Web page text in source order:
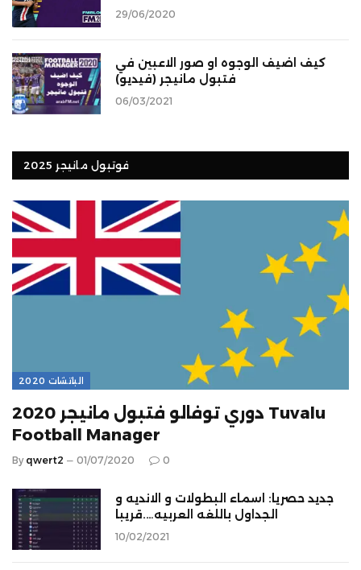
29/06/2020
كيف اضيف الوجوه او صور الاعبين في
فتبول مانيجر (فيديو)
06/03/2021
فوتبول مانيجر 2025
الباتشات 2020
دوري توفالو فتبول مانيجر 2020 Tuvalu
Football Manager
By qwert2 01/07/2020 0
جديد حصريا: اسماء البطولات و الانديه و
الجداول باللغه العربيه….قريبا
10/02/2021